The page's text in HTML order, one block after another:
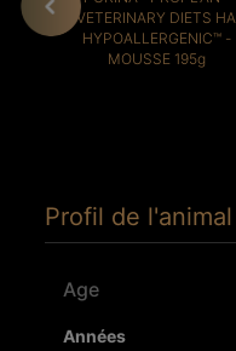
VETERINARY DIETS HA
HYPOALLERGENIC™ -
MOUSSE 195g
Profil de l'animal
Age
Années